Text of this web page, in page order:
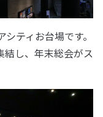
ティお台場です。
結し、年末総会がス